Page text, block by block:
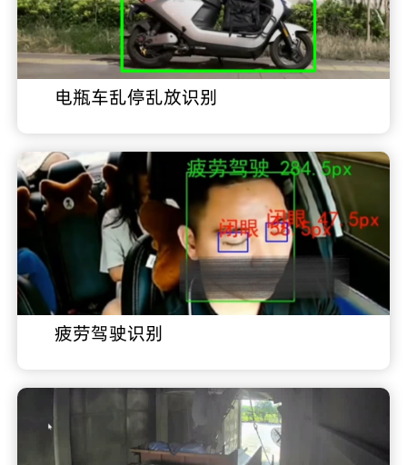
电瓶车乱停乱放识别
疲劳驾驶识别